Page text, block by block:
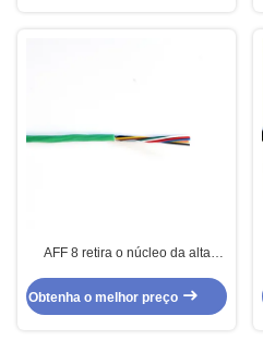
AFF 8 retira o núcleo da alta
FEP do cabo do sensor
Obtenha o melhor preço